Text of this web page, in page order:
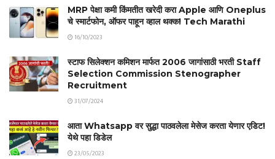
MRP पेक्षा कमी किंमतीत खरेदी करा Apple आणि Oneplus
चे स्मार्टफोन, ऑफर पाहून व्हाल थक्क! Tech Marathi
16/10/2023
स्टाफ सिलेक्शन कमिशन मार्फत 2006 जागांसाठी भरती Staff
Selection Commission Stenographer
Recruitment
31/07/2024
आता Whatsapp वर सुद्धा पाठवलेला मेसेज करता येणार एडिट!
येथे पहा डिडेल
23/05/2023